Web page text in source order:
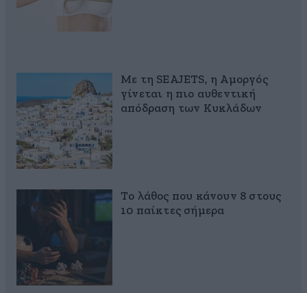
Με τη SEAJETS, η Αμοργός
γίνεται η πιο αυθεντική
απόδραση των Κυκλάδων
Το λάθος που κάνουν 8 στους
10 παίκτες σήμερα